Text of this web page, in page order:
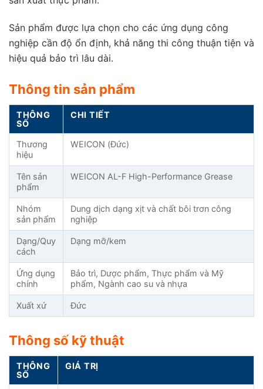
Sản phẩm được lựa chọn cho các ứng dụng công
nghiệp cần độ ổn định, khả năng thi công thuận tiện và
hiệu quả bảo trì lâu dài.
Thông tin sản phẩm
THÔNG
SỐ
CHI TIẾT
Thương
hiệu
WEICON (Đức)
Tên sản
phẩm
WEICON AL-F High-Performance Grease
Nhóm
sản phẩm
Dung dịch dạng xịt và chất bôi trơn công
nghiệp
Dạng/Quy
cách
Dạng mỡ/kem
Ứng dụng
chính
Bảo trì, Dược phẩm, Thực phẩm và Mỹ
phẩm, Ngành cao su và nhựa
Xuất xứ Đức
Thông số kỹ thuật
THÔNG
SỐ
GIÁ TRỊ